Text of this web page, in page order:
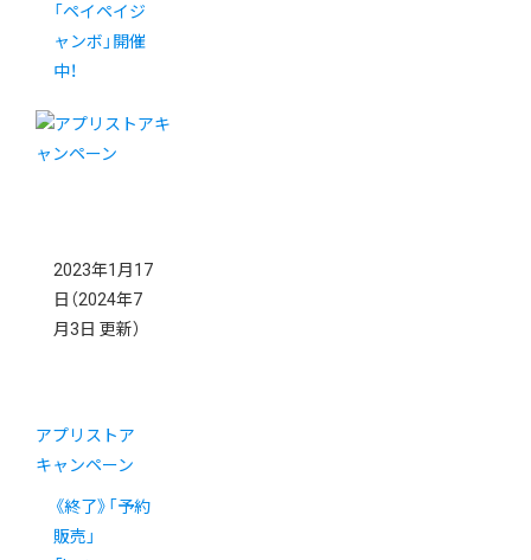
「ペイペイジ
ャンボ」開催
中！
2023年1月17
日 （2024年7
月3日 更新）
アプリストア
キャンペーン
《終了》「予約
販売」